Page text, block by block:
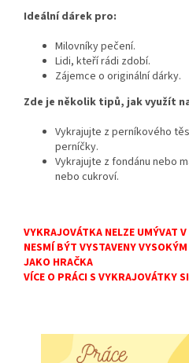
Ideální dárek pro:
Milovníky pečení.
Lidi, kteří rádi zdobí.
Zájemce o originální dárky.
Zde je několik tipů, jak využít
Vykrajujte z perníkového
perníčky.
Vykrajujte z fondánu nebo
nebo cukroví.
VYKRAJOVÁTKA NELZE UMÝVAT
NESMÍ BÝT VYSTAVENY
JAKO HRAČKA
VÍCE O PRÁCI S VYKRAJOVÁTKY